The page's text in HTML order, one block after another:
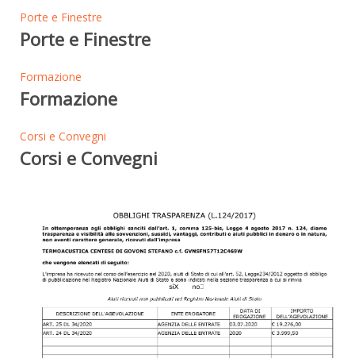
Porte e Finestre
Porte e Finestre
Formazione
Formazione
Corsi e Convegni
Corsi e Convegni